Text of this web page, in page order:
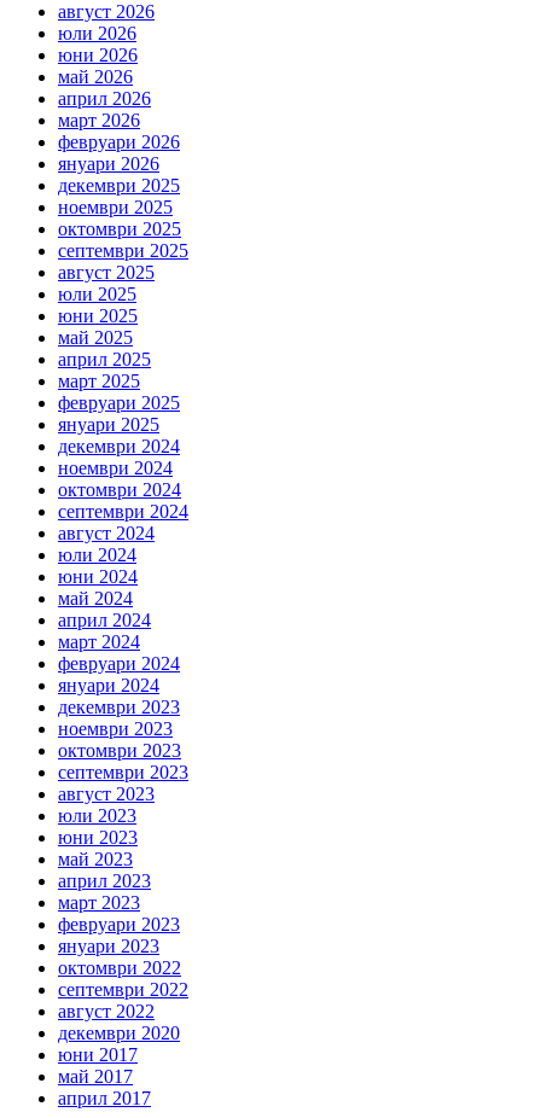
август 2026
юли 2026
юни 2026
май 2026
април 2026
март 2026
февруари 2026
януари 2026
декември 2025
ноември 2025
октомври 2025
септември 2025
август 2025
юли 2025
юни 2025
май 2025
април 2025
март 2025
февруари 2025
януари 2025
декември 2024
ноември 2024
октомври 2024
септември 2024
август 2024
юли 2024
юни 2024
май 2024
април 2024
март 2024
февруари 2024
януари 2024
декември 2023
ноември 2023
октомври 2023
септември 2023
август 2023
юли 2023
юни 2023
май 2023
април 2023
март 2023
февруари 2023
януари 2023
октомври 2022
септември 2022
август 2022
декември 2020
юни 2017
май 2017
април 2017